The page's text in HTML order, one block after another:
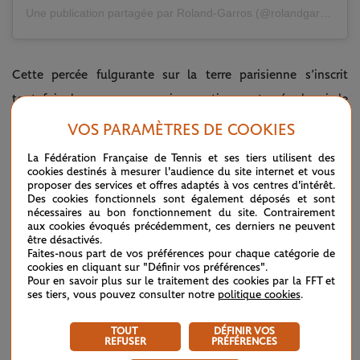
Cette percée fulgurante sur la terre parisienne s’inscrit
toutefois dans une progression continue entamée depuis le
début de l’année. Demi-finaliste à l’ITF de Monastir, il a
tour des qualifications- à l'occasion du Challenger d’Aix-en-
Provence, en avril dernier. "C’est le travail de tous les jours
qui paie,a-t-il analysé.Je prends du plaisir et je gagne des
matchs que je pouvais perdre avant. Ça se joue parfois à
rien, le tennis."
En plus de Baptiste Rinoldi, le Français peut compter sur les
conseils de son oncle, Jean-Christophe Faurel, coach de
tenante du titreà Roland-Garros, Coco Gauff
. Lucide, le
VOS PARAMÈTRES DE COOKIES
La Fédération Française de Tennis et ses tiers utilisent des
cookies destinés à mesurer l'audience du site internet et vous
proposer des services et offres adaptés à vos centres d'intérêt.
Des cookies fonctionnels sont également déposés et sont
nécessaires au bon fonctionnement du site. Contrairement
aux cookies évoqués précédemment, ces derniers ne peuvent
être désactivés.
Faites-nous part de vos préférences pour chaque catégorie de
cookies en cliquant sur "Définir vos préférences".
Pour en savoir plus sur le traitement des cookies par la FFT et
ses tiers, vous pouvez consulter notre politique cookies.
TOUT
REFUSER
DÉFINIR VOS
PRÉFÉRENCES